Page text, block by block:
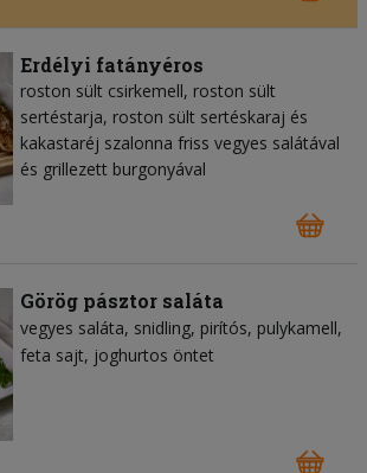
Erdélyi fatányéros
roston sült csirkemell, roston sült
sertéstarja, roston sült sertéskaraj és
kakastaréj szalonna friss vegyes salátával
és grillezett burgonyával
Görög pásztor saláta
vegyes saláta snidling pirítós pulykamell
feta sajt joghurtos öntet